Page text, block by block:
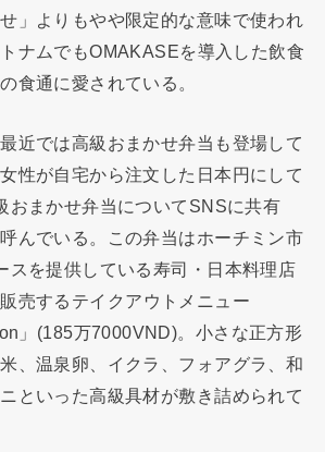
」よりもやや限定的な意味で使われ
ナムでもOMAKASEを導入した飲食
食通に愛されている。
近では高級おまかせ弁当も登場して
性が自宅から注文した日本円にして
おまかせ弁当についてSNSに共有
んでいる。この弁当はホーチミン市
スを提供している寿司・日本料理店
売するテイクアウトメニュー
」(185万7000VND)。小さな正方形
、温泉卵、イクラ、フォアグラ、和
といった高級具材が敷き詰められて